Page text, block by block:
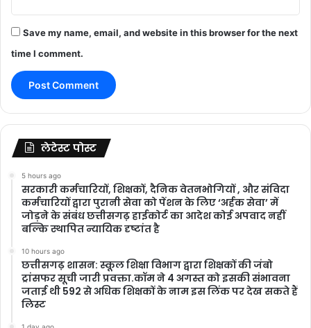
Save my name, email, and website in this browser for the next
time I comment.
लेटेस्ट पोस्ट
5 hours ago
सरकारी कर्मचारियों, शिक्षकों, दैनिक वेतनभोगियों , और संविदा
कर्मचारियों द्वारा पुरानी सेवा को पेंशन के लिए ‘अर्हक सेवा’ में
जोड़ने के संबंध छत्तीसगढ़ हाईकोर्ट का आदेश कोई अपवाद नहीं
बल्कि स्थापित न्यायिक दृष्टांत है
10 hours ago
छत्तीसगढ़ शासन: स्कूल शिक्षा विभाग द्वारा शिक्षकों की जंबो
ट्रांसफर सूची जारी प्रवक्ता.कॉम ने 4 अगस्त को इसकी संभावना
जताई थी 592 से अधिक शिक्षकों के नाम इस लिंक पर देख सकते हैं
लिस्ट
1 day ago